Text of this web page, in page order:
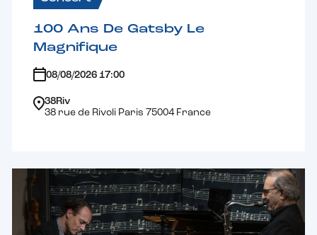
100 Ans De Gatsby Le
Magnifique
08/08/2026 17:00
38Riv
38 rue de Rivoli Paris 75004 France